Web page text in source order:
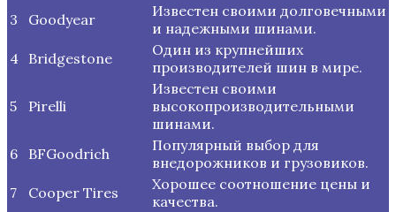
3
Goodyear
Известен своими долговечными
и надежными шинами.
4 Bridgestone
Один из крупнейших
производителей шин в мире.
5 Pirelli
Известен своими
высокопроизводительными
шинами.
6
BFGoodrich
Популярный выбор для
внедорожников и грузовиков.
7
Cooper Tires
Хорошее соотношение цены и
качества.